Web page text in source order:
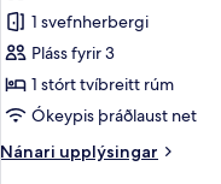
aðgengi
reykherbergi
Standard-
herbergi
-
1
stórt
tvíbreitt
1 svefnherbergi
Pláss fyrir 3
1 stórt tvíbreitt rúm
Ókeypis þráðlaust net
Nánari upplýsingar
Nánari